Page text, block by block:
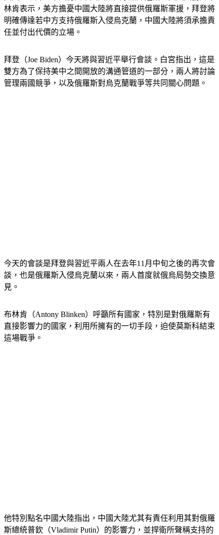
林肯表示，美方擔憂中國大陸將直接提供俄羅斯軍援，拜登將
明確傳達若中方支持俄羅斯入侵烏克蘭，中國大陸將須承擔責
任並付出代價的立場。
拜登（Joe Biden）今天將與習近平舉行會談。白宮指出，這是
雙方為了保持美中之間開放的溝通管道的一部分，兩人將討論
管理兩國競爭，以及俄羅斯對烏克蘭戰爭等共同關心問題。
今天的會談是拜登與習近平兩人在去年11月中旬之後的再次會
談，也是俄羅斯入侵烏克蘭以來，兩人首度就俄烏局勢交換意
見。
布林肯（Antony Blinken）呼籲所有國家，特別是對俄羅斯有
直接影響力的國家，利用所擁有的一切手段，迫使莫斯科結束
這場戰爭。
他特別點名中國大陸指出，中國大陸尤其有責任利用其對俄羅
斯總統普欽（Vladimir Putin）的影響力，並捍衛所聲稱支持的